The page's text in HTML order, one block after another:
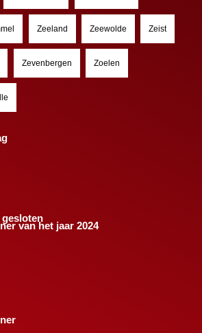
Zeeland Zeewolde Zeist
Zevenbergen Zoelen
van het jaar 2024